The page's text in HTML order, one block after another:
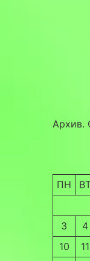
Архив.
ПН
3
4
10
11